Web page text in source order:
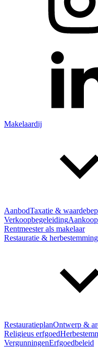
Makelaardij
AanbodTaxatie &
Verkoopbegeleiding
Rentmeester als makelaar
Restauratie & herbestemming
RestauratieplanOntwerp &
Religieus erfgoed
VergunningenErfgoedbeleid